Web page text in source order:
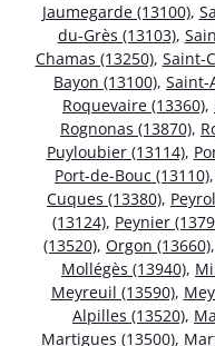
Jaumegarde (13100),
du-Grès (13103),
Chamas (13250), Saint-
Bayon (13100), Saint-
Roquevaire (13360),
Rognonas (13870),
Puyloubier (13114),
Port-de-Bouc (13110),
Cuques (13380),
(13124), Peynier
(13520), Orgon (13660),
Mollégès (13940),
Meyreuil (13590),
Alpilles (13520),
Martigues (13500),